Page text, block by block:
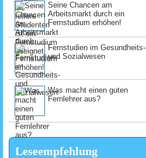
Seine Chancen am
Arbeitsmarkt durch ein
Fernstudium erhöhen!
Fernstudien im Gesundheits-
und Sozialwesen
Was macht einen guten
Fernlehrer aus?
Leseempfehlung